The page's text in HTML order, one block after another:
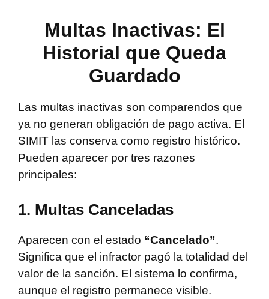
Multas Inactivas: El
Historial que Queda
Guardado
Las multas inactivas son comparendos que
ya no generan obligación de pago activa. El
SIMIT las conserva como registro histórico.
Pueden aparecer por tres razones
principales:
1. Multas Canceladas
Aparecen con el estado “Cancelado”.
Significa que el infractor pagó la totalidad del
valor de la sanción. El sistema lo confirma,
aunque el registro permanece visible.